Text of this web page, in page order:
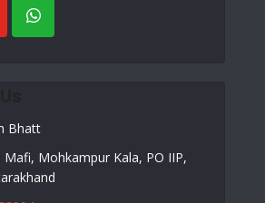
Bhatt
Mafi, Mohkampur Kala, PO IIP,